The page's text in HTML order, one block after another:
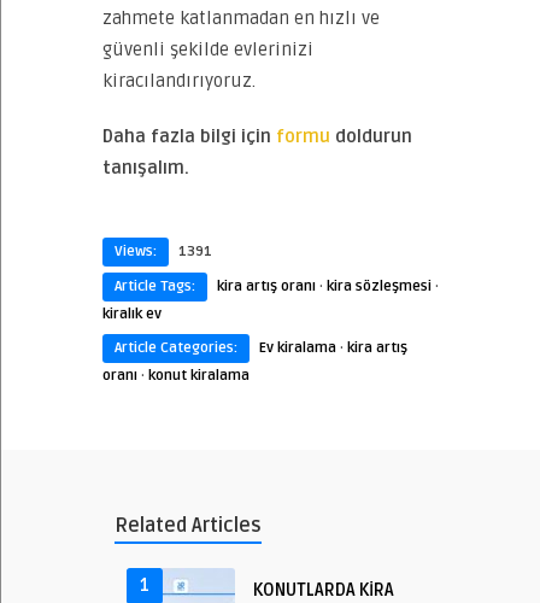
zahmete katlanmadan en hızlı ve
güvenli şekilde evlerinizi
kiracılandırıyoruz.
Daha fazla bilgi için formu doldurun
tanışalım.
Views:
1391
Article Tags:
kira artış oranı · kira sözleşmesi ·
kiralık ev
Article Categories:
Ev kiralama · kira artış
oranı · konut kiralama
Related Articles
1
KONUTLARDA KİRA